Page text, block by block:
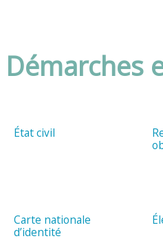
Démarches
État civil
Carte nationale
d’identité